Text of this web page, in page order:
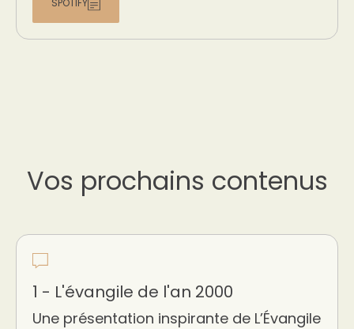
Vos prochains contenus
1 - L'évangile de l'an 2000
Une présentation inspirante de L’Évangile